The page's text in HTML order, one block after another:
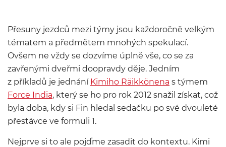
Přesuny jezdců mezi týmy jsou každoročně velkým
tématem a předmětem mnohých spekulací.
Ovšem ne vždy se dozvíme úplně vše, co se za
zavřenými dveřmi doopravdy děje. Jedním
z příkladů je jednání Kimiho Räikkönena s týmem
Force India, který se ho pro rok 2012 snažil získat, což
byla doba, kdy si Fin hledal sedačku po své dvouleté
přestávce ve formuli 1.
Nejprve si to ale pojďme zasadit do kontextu. Kimi